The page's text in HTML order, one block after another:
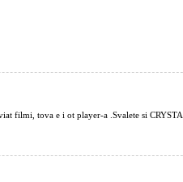
filmi, tova e i ot player-a .Svalete si